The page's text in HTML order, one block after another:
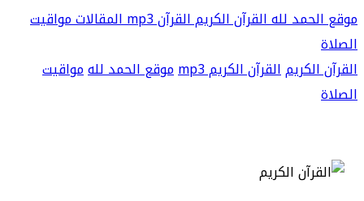
موقع الحمد للهالقرآن الكريمالقرآن mp3 المقالاتمواقيت
الصلاة
القرآن الكريمالقرآن الكريم mp3 موقع الحمد للهمواقيت
الصلاة